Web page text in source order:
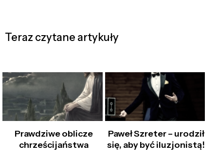
Teraz czytane artykuły
Prawdziwe oblicze
chrześcijaństwa
Paweł Szreter – urodził
się, aby być iluzjonistą!